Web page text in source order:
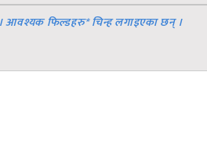
आवश्यक फिल्डहरु*चिन्ह लगाइएका छन् ।